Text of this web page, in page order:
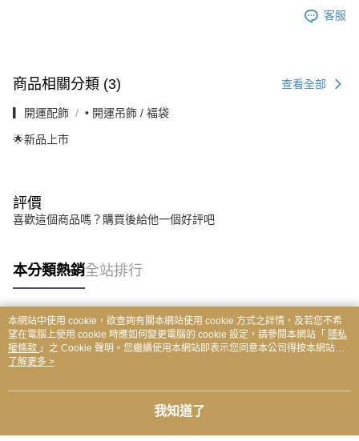
客服
商品相關分類 (3) 查看全部
▎開運配飾 • 開運吊飾 / 福袋
🌟新品上市
評價
喜歡這個商品嗎？購買後給他一個好評吧
本分類熱銷全站排行
熱門標籤
本網站中使用 cookie，欲查詢有關本網站使用 cookie 方式之詳情，及若您不希
望在電腦上使用 cookie 時應如何變更電腦的 cookie 設定，請參閱本網站「 隱私
權條款 」之 Cookie 聲明。您繼續使用本網站即表示您同意本公司得按本網站使
用條款之 Cookie 聲明使用 cookie。
了解更多 >
我知道了